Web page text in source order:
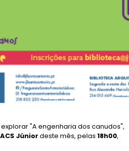
"A engenharia dos canudos",
Júniordeste mês, pelas 18h00,